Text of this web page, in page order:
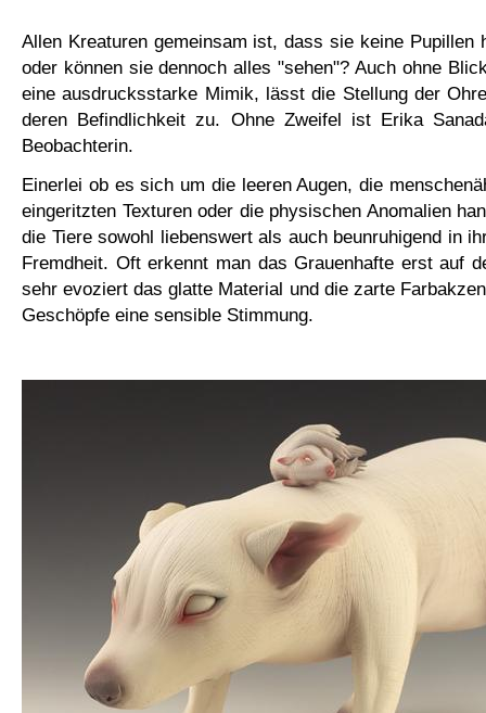
Allen Kreaturen gemeinsam ist, dass sie keine Pupillen
oder können sie dennoch alles "sehen"? Auch ohne
eine ausdrucksstarke Mimik, lässt die Stellung der
deren Befindlichkeit zu. Ohne Zweifel ist Erika
Beobachterin.
Einerlei ob es sich um die leeren Augen, die
eingeritzten Texturen oder die physischen Anomalien
die Tiere sowohl liebenswert als auch beunruhigend in
Fremdheit. Oft erkennt man das Grauenhafte erst auf
sehr evoziert das glatte Material und die zarte
Geschöpfe eine sensible Stimmung.